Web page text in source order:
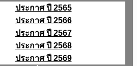
ประกาศ ปี 2565
ประกาศ ปี 2566
ประกาศ ปี 2567
ประกาศ ปี 2568
ประกาศ ปี 2569